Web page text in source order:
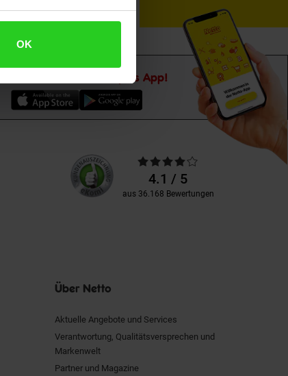
OK
Netto plus App!
Unsere
Kundenbewertungen
Durchschnittliche
Bewertungen4.1 / 5
aus 36.168 Bewertungen
Über Netto
Aktuelle Angebote und Services
Verantwortung, Qualitätsversprechen und
Markenwelt
Partner und Magazine